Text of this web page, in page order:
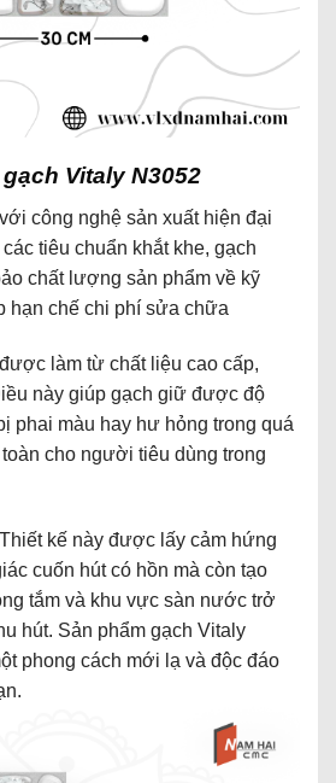
Vitaly N3052
với công nghệ sản xuất hiện đại
tiêu chuẩn khắt khe, gạch
chất lượng sản phẩm về kỹ
hạn chế chi phí sửa chữa
được làm từ chất liệu cao cấp,
này giúp gạch giữ được độ
phai màu hay hư hỏng trong quá
cho người tiêu dùng trong
Thiết kế này được lấy cảm hứng
cuốn hút có hồn mà còn tạo
tắm và khu vực sàn nước trở
hút. Sản phẩm gạch Vitaly
phong cách mới lạ và độc đáo